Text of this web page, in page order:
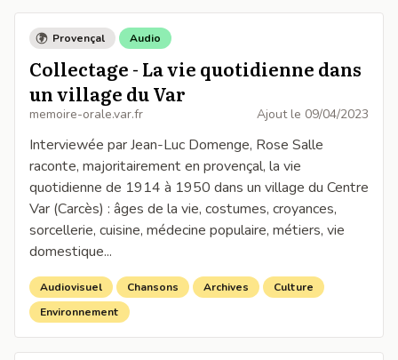
Provençal Audio
Collectage - La vie quotidienne dans
un village du Var
memoire-orale.var.fr Ajout le 09/04/2023
Interviewée par Jean-Luc Domenge, Rose Salle
raconte, majoritairement en provençal, la vie
quotidienne de 1914 à 1950 dans un village du Centre
Var (Carcès) : âges de la vie, costumes, croyances,
sorcellerie, cuisine, médecine populaire, métiers, vie
domestique...
Audiovisuel Chansons Archives
Culture
Environnement